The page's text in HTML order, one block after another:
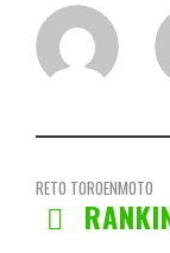
RETO TOROENMOTO